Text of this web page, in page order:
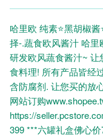
哈里欧 纯素⭐️黑胡椒
择-.蔬食欧风酱汁 哈
研发欧风蔬食酱汁~
食料理! 所有产品皆经
含防腐剂. 让您买的放
网站订购
https://
399 ***六罐礼盒佛心